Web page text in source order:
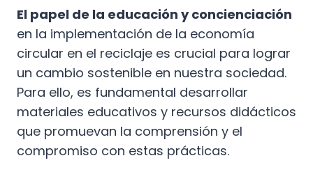
El papel de la educación y concienciación
en la implementación de la economía
circular en el reciclaje es crucial para lograr
un cambio sostenible en nuestra sociedad.
Para ello, es fundamental desarrollar
materiales educativos y recursos didácticos
que promuevan la comprensión y el
compromiso con estas prácticas.